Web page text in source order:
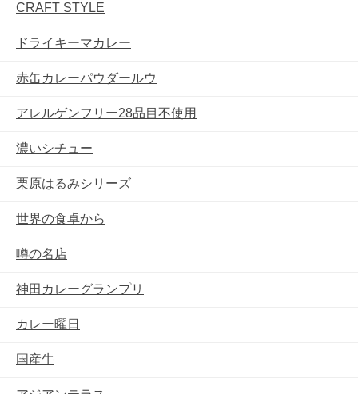
CRAFT STYLE
ドライキーマカレー
赤缶カレーパウダールウ
アレルゲンフリー28品目不使用
濃いシチュー
栗原はるみシリーズ
世界の食卓から
噂の名店
神田カレーグランプリ
カレー曜日
国産牛